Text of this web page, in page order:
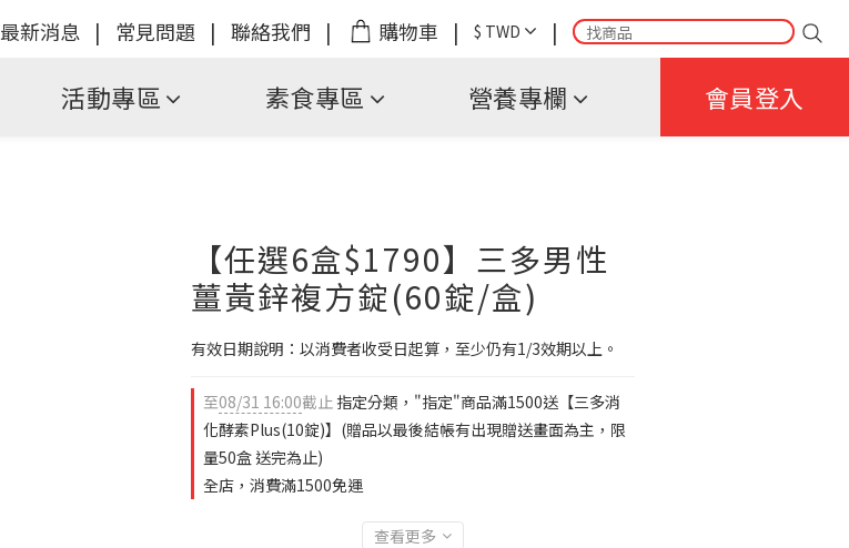
活動專區 素食專區 營養專欄 會員登入
最新消息 | 常見問題 | 聯絡我們 | 購物車 | $ TWD |
【任選6盒$1790】三多男性
薑黃鋅複方錠(60錠/盒)
有效日期說明：以消費者收受日起算，至少仍有1/3效期以上。
至08/31 16:00截止 指定分類，"指定"商品滿1500送【三多消
化酵素Plus(10錠)】(贈品以最後結帳有出現贈送畫面為主，限
量50盒 送完為止)
全店，消費滿1500免運
查看更多